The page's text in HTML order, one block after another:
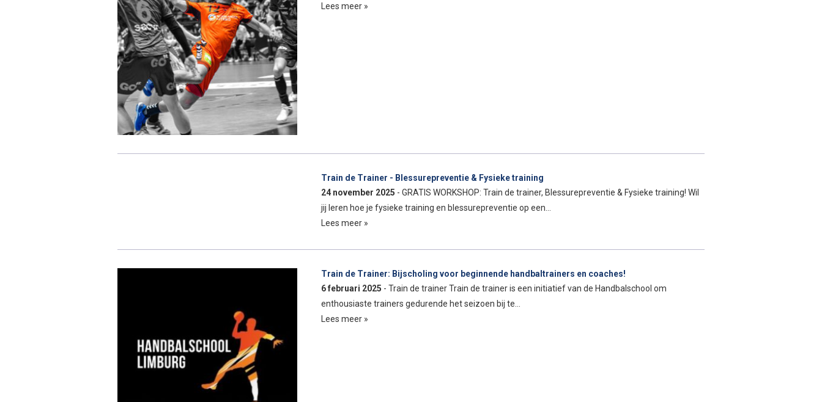
Lees meer »
Train de Trainer - Blessurepreventie & Fysieke training
24 november 2025 - GRATIS WORKSHOP: Train de trainer, Blessurepreventie & Fysieke training! Wil
jij leren hoe je fysieke training en blessurepreventie op een…
Lees meer »
Train de Trainer: Bijscholing voor beginnende handbaltrainers en coaches!
6 februari 2025 - Train de trainer Train de trainer is een initiatief van de Handbalschool om
enthousiaste trainers gedurende het seizoen bij te…
Lees meer »